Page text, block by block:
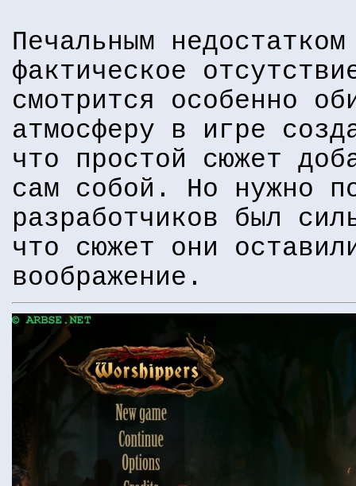
Печальным
фактическое
смотрится особенно
атмосферу в игре
что простой сюжет
сам собой. Но нужно
разработчиков был
что сюжет они
воображение.